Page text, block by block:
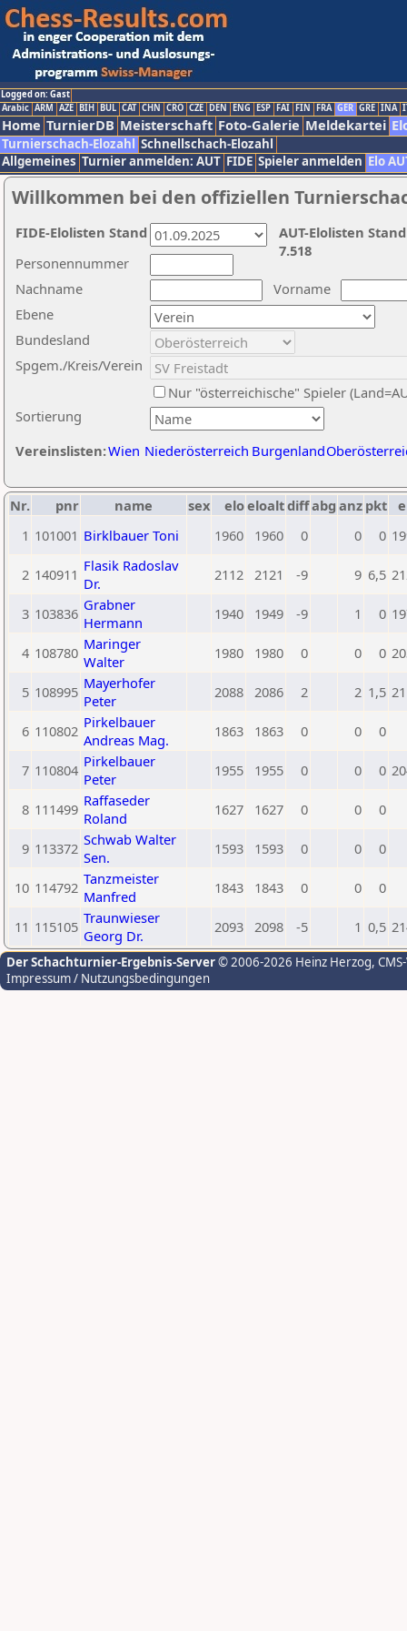
Logged on: Gast
Arabic ARM AZE BIH BUL CAT CHN CRO CZE DEN ENG ESP FAI FIN FRA GER GRE INA
Home TurnierDB Meisterschaft Foto-Galerie Meldekartei
Turnierschach-Elozahl Schnellschach-Elozahl
Allgemeines Turnier anmelden: AUT FIDE Spieler anmelden Elo
Willkommen bei den offiziellen
Nachname
Vorname
Ebene
Sortierung
Personennummer
Bundesland
Spgem./Kreis/Verein
Nur "österreichische" Spieler
Vereinslisten:Wien Niederösterreich Burgenland
AUT-Elolisten
7.518
FIDE-Elolisten Stand
Nr. pnr name sex eloeloaltdiffabg anz pkt
1 101001 Birklbauer Toni 1960 1960 0 0 0
2 140911 Flasik Radoslav
Dr.
2112 2121 -9 9 6,5
3 103836 Grabner
Hermann
1940 1949 -9 1 0
4 108780 Maringer
Walter
1980 1980 0 0 0
5 108995 Mayerhofer
Peter
2088 2086 2 2 1,5
6 110802 Pirkelbauer
Andreas Mag.
1863 1863 0 0 0
7 110804 Pirkelbauer
Peter
1955 1955 0 0 0
8 111499 Raffaseder
Roland
1627 1627 0 0 0
9 113372 Schwab Walter
Sen.
1593 1593 0 0 0
10 114792 Tanzmeister
Manfred
1843 1843 0 0 0
11 115105 Traunwieser
Georg Dr.
2093 2098 -5 1 0,5
Der Schachturnier-Ergebnis-Server© 2006-2026 Heinz Herzog,
Impressum / Nutzungsbedingungen